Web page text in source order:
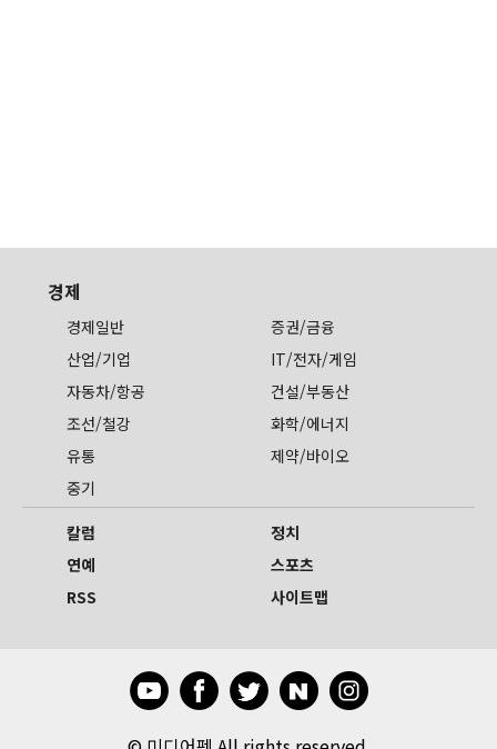
경제
경제일반
증권/금융
산업/기업
IT/전자/게임
자동차/항공
건설/부동산
조선/철강
화학/에너지
유통
제약/바이오
중기
칼럼
정치
연예
스포츠
RSS
사이트맵